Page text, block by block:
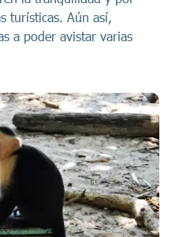
turísticas. Aún así,
a poder avistar varias